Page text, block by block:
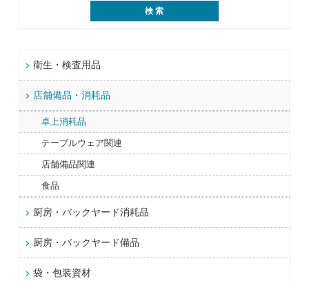
衛生・検査用品
店舗備品・消耗品
卓上消耗品
テーブルウェア関連
店舗備品関連
食品
厨房・バックヤード消耗品
厨房・バックヤード備品
袋・包装資材